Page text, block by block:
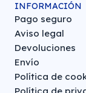
INFORMACIÓN
Pago seguro
Aviso legal
Devoluciones
Envío
Política de